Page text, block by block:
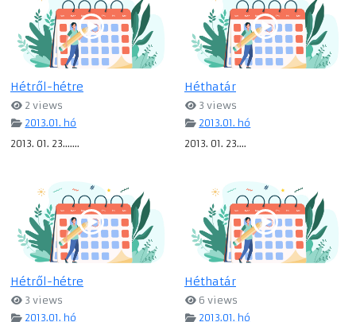
Hétről-hétre
2 views
2013.01. hó
2013. 01. 23.......
Héthatár
3 views
2013.01. hó
2013. 01. 23....
Hétről-hétre
3 views
2013.01. hó
Héthatár
6 views
2013.01. hó